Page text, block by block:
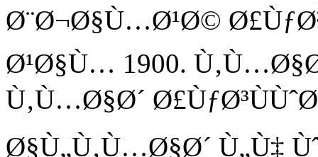
Ø¨Ø¬Ø§Ù…Ø¹Ø©
Ø¹Ø§Ù… 1900.
Ù‚Ù…Ø§Ø´
Ø§Ù„Ù‚Ù…Ø§Ø´ Ù„Ù‡